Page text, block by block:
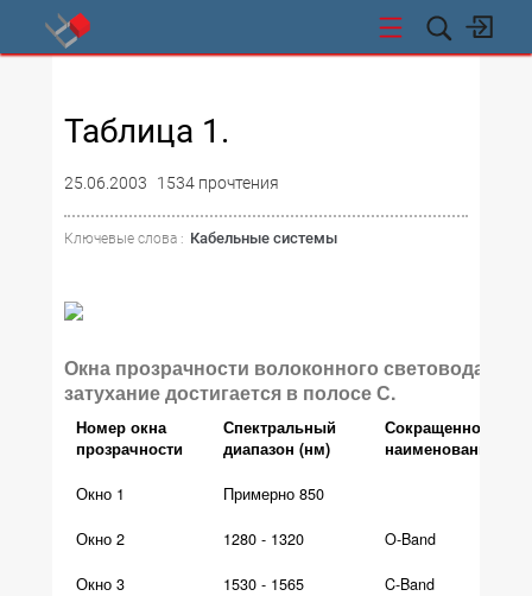
Таблица 1.
25.06.2003 1534 прочтения
Ключевые слова : Кабельные системы
Окна прозрачности волоконного световода.
затухание достигается в полосе С.
Номер окна
прозрачности
Спектральный
диапазон (нм)
Сокращенное
наименование
Окно 1
Примерно 850
Окно 2
1280 - 1320
O-Band
Окно 3
1530 - 1565
C-Band